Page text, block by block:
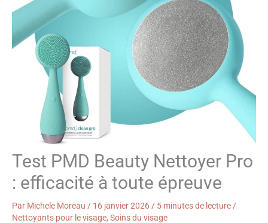
Test PMD Beauty Nettoyer Pro
: efficacité à toute épreuve
Par Michele Moreau / 16 janvier 2026 / 5 minutes de lecture /
Nettoyants pour le visage, Soins du visage